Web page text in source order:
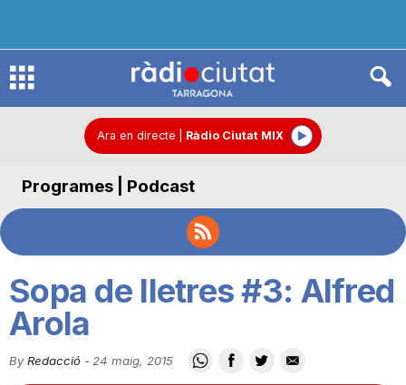
R
d
C
Ara en directe Ràdio Ciutat MIX
Programes | Podcast
Sopa de lletres #3: Alfred
Arola
By Redacció - 24 maig, 2015